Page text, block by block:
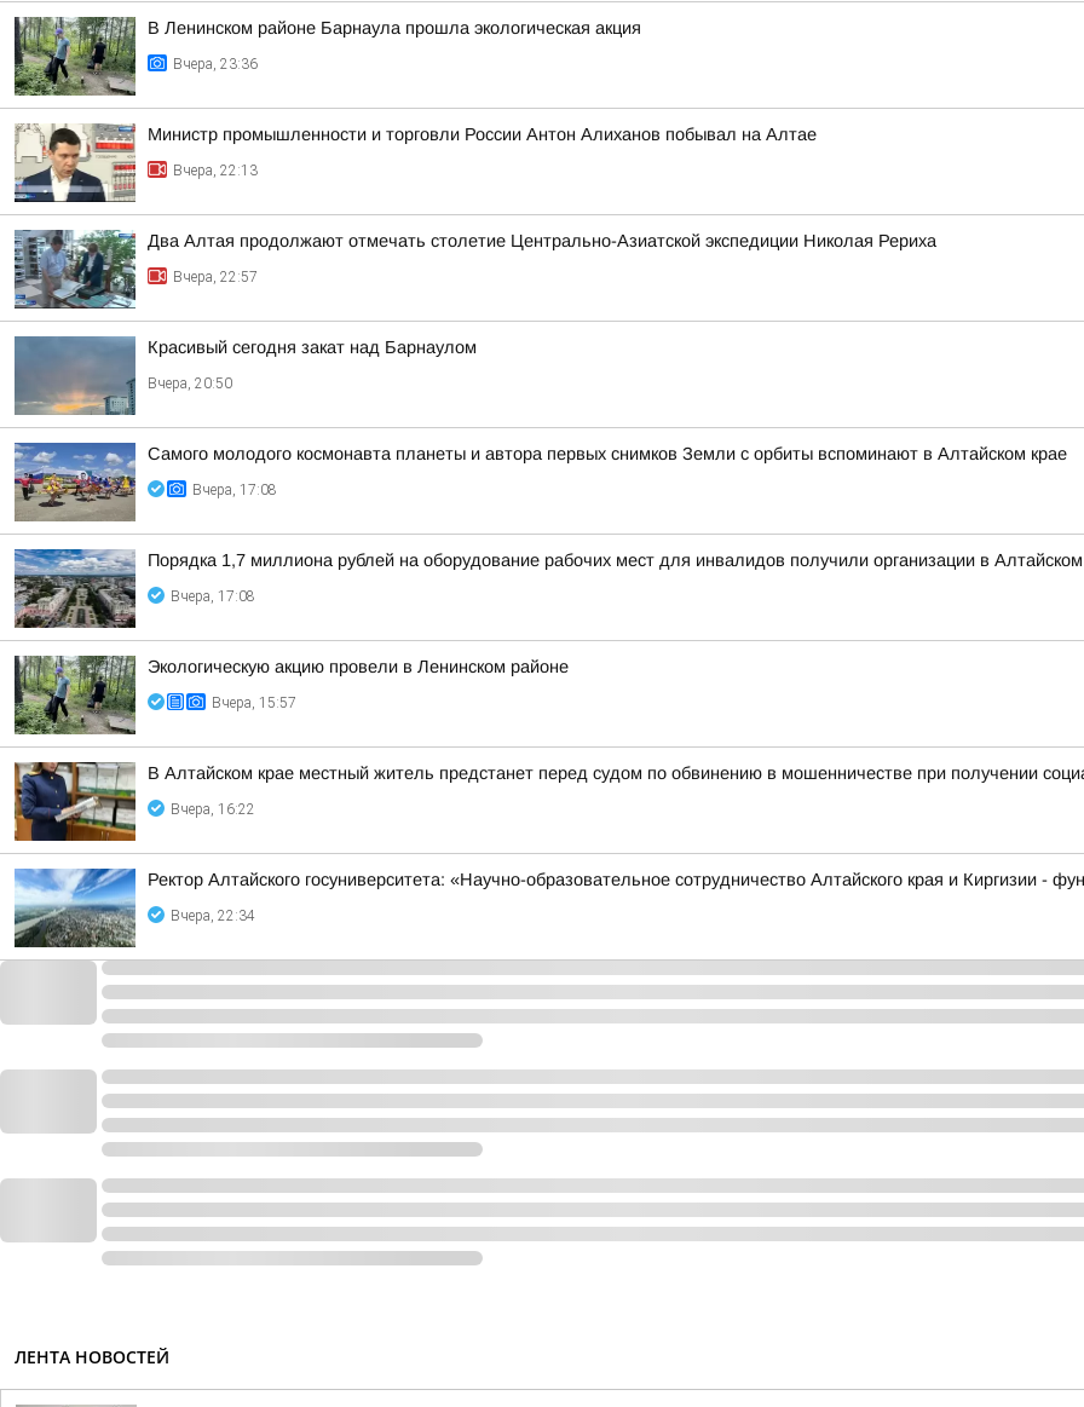
В Ленинском районе Барнаула прошла экологическая акция
Вчера, 23:36
Министр промышленности и торговли России Антон Алиханов побывал на Алтае
Вчера, 22:13
Два Алтая продолжают отмечать столетие Центрально-Азиатской экспедиции Николая Рериха
Вчера, 22:57
Красивый сегодня закат над Барнаулом
Вчера, 20:50
Самого молодого космонавта планеты и автора первых снимков Земли с орбиты вспоминают в Алтайском крае
Вчера, 17:08
Порядка 1,7 миллиона рублей на оборудование рабочих мест для инвалидов получили организации в
Вчера, 17:08
Экологическую акцию провели в Ленинском районе
Вчера, 15:57
В Алтайском крае местный житель предстанет перед судом по обвинению в мошенничестве при получении
Вчера, 16:22
Ректор Алтайского госуниверситета: «Научно-образовательное сотрудничество Алтайского края и Киргизии -
Вчера, 22:34
ЛЕНТА НОВОСТЕЙ